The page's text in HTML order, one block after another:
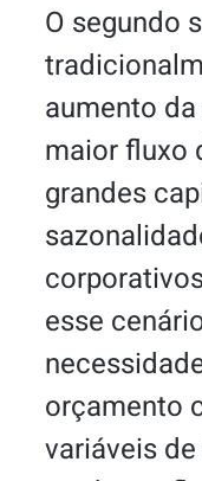
O segundo
aumento
maior fluxo
grandes
esse
orçamento
variáveis